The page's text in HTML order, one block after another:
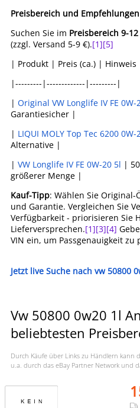
Preisbereich und Empfehlungen
Suchen Sie im Preisbereich 9-
(zzgl. Versand 5-9 €).[1][5]
| Produkt | Preis (ca.) | Hinweis
|---------|-------------|---------|
| Original VW Longlife IV FE 0W-
Garantiesicher |
| LIQUI MOLY Top Tec 6200 0W-
Alternative |
| VW Longlife IV FE 0W-20 5l |
größerer Menge |
Kauf-Tipp: Wählen Sie
und Garantie. Vergleichen Sie
Verfügbarkeit - priorisieren Sie
Lieferversprechen.[1][3][4]
VIN ein, um Passgenauigkeit zu
Jetzt live Suche nach vw 50800
Vw 50800 0w20 1l
beliebtesten
Durch Käufe über Links zu Händlern kann
u.a. durch das eBay Partner Network und